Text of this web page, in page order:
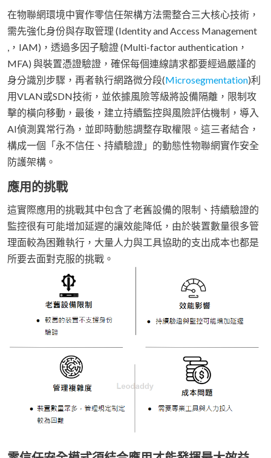
在物聯網環境中實作零信任架構方法需整合三大核心技術，
需先強化身份與存取管理 (Identity and Access Management
,，IAM)，透過多因子驗證 (Multi-factor authentication，
MFA) 與裝置憑證驗證，確保每個連線請求都要經過嚴謹的
身分識別步驟，再者執行網路微分段(Microsegmentation)利
用VLAN或SDN技術，並依據風險等級將設備隔離，限制攻
擊的橫向移動，最後，建立持續監控與風險評估機制，導入
AI偵測異常行為，並即時動態調整存取權限。這三者結合，
構成一個「永不信任、持續驗證」的動態性物聯網實作安全
防護架構。
應用的挑戰
這實際應用的挑戰其中包含了老舊設備的限制、持續驗證的
監控很有可能增加延遲的讓效能降低，由於裝置數量很多管
理面較為困難執行，大量人力與工具協助的支出成本也都是
所要去面對克服的挑戰。